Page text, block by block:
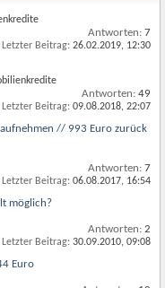
Antworten: 7
Letzter Beitrag: 26.02.2019, 12:30
Antworten: 49
Letzter Beitrag: 09.08.2018, 22:07
aufnehmen // 993 Euro zurück
Antworten: 7
Letzter Beitrag: 06.08.2017, 16:54
möglich?
Antworten: 2
Letzter Beitrag: 30.09.2010, 09:08
Euro